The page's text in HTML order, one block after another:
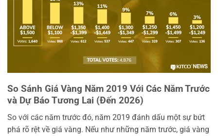
So Sánh Giá Vàng Năm 2019 Với Các Năm Trước
và Dự Báo Tương Lai (Đến 2026)
So với các năm trước đó, năm 2019 đánh dấu một sự bứt
phá rõ rệt về giá vàng. Nếu như những năm trước, giá vàng